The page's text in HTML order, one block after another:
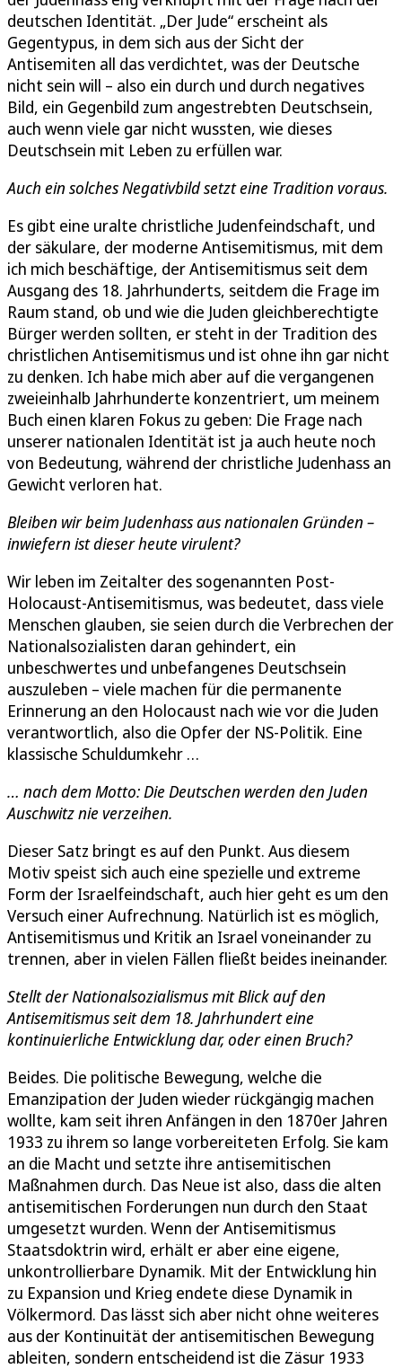
deutschen Identität. „Der Jude“ erscheint als
Gegentypus, in dem sich aus der Sicht der
Antisemiten all das verdichtet, was der Deutsche
nicht sein will – also ein durch und durch negatives
Bild, ein Gegenbild zum angestrebten Deutschsein,
auch wenn viele gar nicht wussten, wie dieses
Deutschsein mit Leben zu erfüllen war.
Auch ein solches Negativbild setzt eine Tradition voraus.
Es gibt eine uralte christliche Judenfeindschaft, und
der säkulare, der moderne Antisemitismus, mit dem
ich mich beschäftige, der Antisemitismus seit dem
Ausgang des 18. Jahrhunderts, seitdem die Frage im
Raum stand, ob und wie die Juden gleichberechtigte
Bürger werden sollten, er steht in der Tradition des
christlichen Antisemitismus und ist ohne ihn gar nicht
zu denken. Ich habe mich aber auf die vergangenen
zweieinhalb Jahrhunderte konzentriert, um meinem
Buch einen klaren Fokus zu geben: Die Frage nach
unserer nationalen Identität ist ja auch heute noch
von Bedeutung, während der christliche Judenhass an
Gewicht verloren hat.
Bleiben wir beim Judenhass aus nationalen Gründen –
inwiefern ist dieser heute virulent?
Wir leben im Zeitalter des sogenannten Post-
Holocaust-Antisemitismus, was bedeutet, dass viele
Menschen glauben, sie seien durch die Verbrechen der
Nationalsozialisten daran gehindert, ein
unbeschwertes und unbefangenes Deutschsein
auszuleben – viele machen für die permanente
Erinnerung an den Holocaust nach wie vor die Juden
verantwortlich, also die Opfer der NS-Politik. Eine
klassische Schuldumkehr …
… nach dem Motto: Die Deutschen werden den Juden
Auschwitz nie verzeihen.
Dieser Satz bringt es auf den Punkt. Aus diesem
Motiv speist sich auch eine spezielle und extreme
Form der Israelfeindschaft, auch hier geht es um den
Versuch einer Aufrechnung. Natürlich ist es möglich,
Antisemitismus und Kritik an Israel voneinander zu
trennen, aber in vielen Fällen fließt beides ineinander.
Stellt der Nationalsozialismus mit Blick auf den
Antisemitismus seit dem 18. Jahrhundert eine
kontinuierliche Entwicklung dar, oder einen Bruch?
Beides. Die politische Bewegung, welche die
Emanzipation der Juden wieder rückgängig machen
wollte, kam seit ihren Anfängen in den 1870er Jahren
1933 zu ihrem so lange vorbereiteten Erfolg. Sie kam
an die Macht und setzte ihre antisemitischen
Maßnahmen durch. Das Neue ist also, dass die alten
antisemitischen Forderungen nun durch den Staat
umgesetzt wurden. Wenn der Antisemitismus
Staatsdoktrin wird, erhält er aber eine eigene,
unkontrollierbare Dynamik. Mit der Entwicklung hin
zu Expansion und Krieg endete diese Dynamik in
Völkermord. Das lässt sich aber nicht ohne weiteres
aus der Kontinuität der antisemitischen Bewegung
ableiten, sondern entscheidend ist die Zäsur 1933